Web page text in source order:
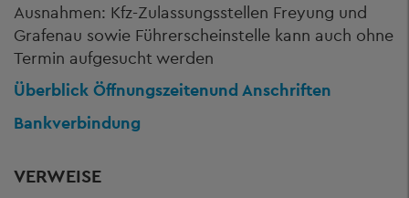
Ausnahmen: Kfz-Zulassungsstellen Freyung und
Grafenau sowie Führerscheinstelle kann auch ohne
Termin aufgesucht werden
Überblick Öffnungszeitenund Anschriften
Bankverbindung
VERWEISE